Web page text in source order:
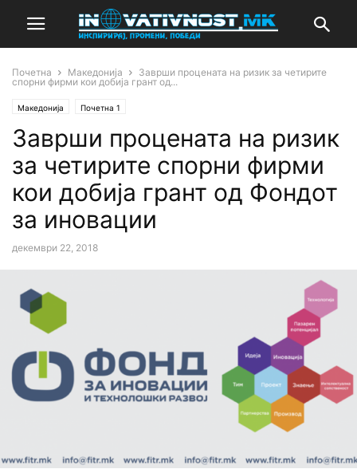
Почетна Македонија
Заврши процената на ризик за четирите
спорни фирми кои добија грант од...
Македонија Почетна 1
Заврши процената на ризик
за четирите спорни фирми
кои добија грант од Фондот
за иновации
декември 22, 2018